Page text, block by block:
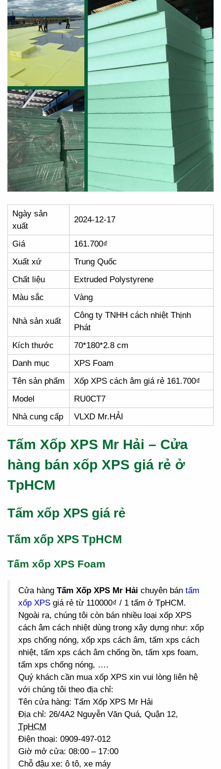
Ngày sản
xuất
2024-12-17
Giá
161.700₫
Xuất xứ
Trung Quốc
Chất liệu
Extruded Polystyrene
Màu sắc
Vàng
Nhà sản xuất
Công ty TNHH cách nhiệt Thịnh
Phát
Kích thước
70*180*2.8 cm
Danh mục
XPS Foam
Tên sản phẩm
Xốp XPS cách âm giá rẻ 161.700₫
Model
RU0CT7
Nhà cung cấp
VLXD Mr.HẢI
Tấm Xốp XPS Mr Hải – Cửa
hàng bán xốp XPS giá rẻ ở
TpHCM
Tấm xốp XPS giá rẻ
Tấm xốp XPS TpHCM
Tấm xốp XPS Foam
Cửa hàng Tấm Xốp XPS Mr Hải chuyên bán tấm
xốp XPS giá rẻ từ 110000₫ / 1 tấm ở TpHCM.
Ngoài ra, chúng tôi còn bán nhiều loại xốp XPS
cách âm cách nhiệt dùng trong xây dựng như: xốp
xps chống nóng, xốp xps cách âm, tấm xps cách
nhiệt, tấm xps cách âm chống ồn, tấm xps foam,
tấm xps chống nóng, ….
Quý khách cần mua xốp XPS xin vui lòng liên hệ
với chúng tôi theo địa chỉ:
Tên cửa hàng: Tấm Xốp XPS Mr Hải
Địa chỉ: 26/4A2 Nguyễn Văn Quá, Quận 12,
TpHCM
Điện thoại: 0909-497-012
Giờ mở cửa: 08:00 – 17:00
Chỗ đậu xe: ô tô, xe máy